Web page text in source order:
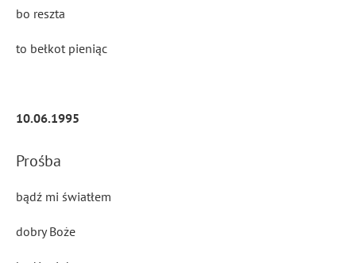
bo reszta
to bełkot pieniąc
10.06.1995
Prośba
bądź mi światłem
dobry Boże